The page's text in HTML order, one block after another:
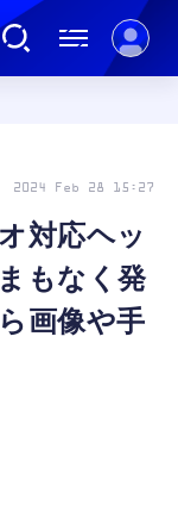
対応ヘッ
もなく発
画像や手
2024 Feb 28 15:27